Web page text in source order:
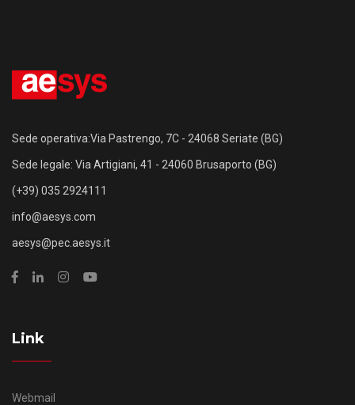
Sede operativa:Via Pastrengo, 7C - 24068 Seriate (BG)
Sede legale: Via Artigiani, 41 - 24060 Brusaporto (BG)
(+39) 035 2924111
info@aesys.com
aesys@pec.aesys.it
Link
Webmail